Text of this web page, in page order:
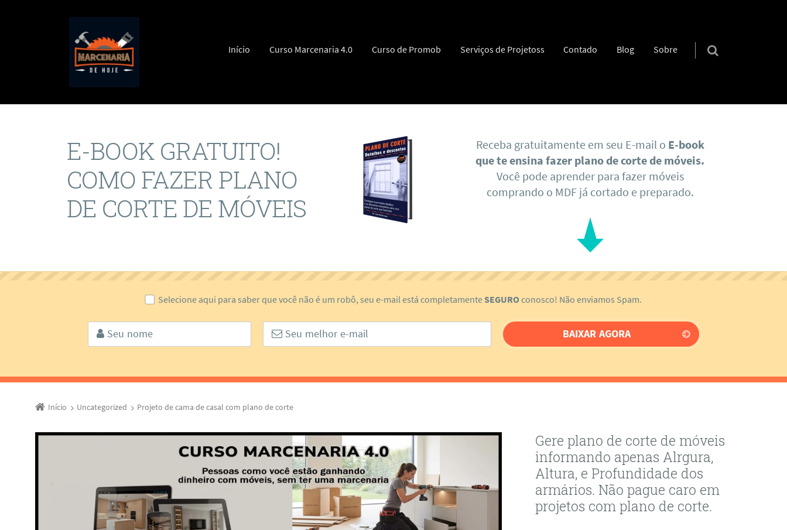
Pular para o conteúdo
Início Curso Marcenaria 4.0 Curso de Promob Serviços de Projetoss Contado Blog Sobre
E-BOOK GRATUITO!
COMO FAZER PLANO
DE CORTE DE MÓVEIS
Receba gratuitamente em seu E-mail o E-book
que te ensina fazer plano de corte de móveis.
Você pode aprender para fazer móveis
comprando o MDF já cortado e preparado.
Selecione aqui para saber que você não é um robô, seu e-mail está completamenteSEGUROconosco! Não enviamos Spam.
Início Uncategorized Projeto de cama de casal com plano de corte
Gere plano de corte de móveis
informando apenas Alrgura,
Altura, e Profundidade dos
armários. Não pague caro em
projetos com plano de corte.